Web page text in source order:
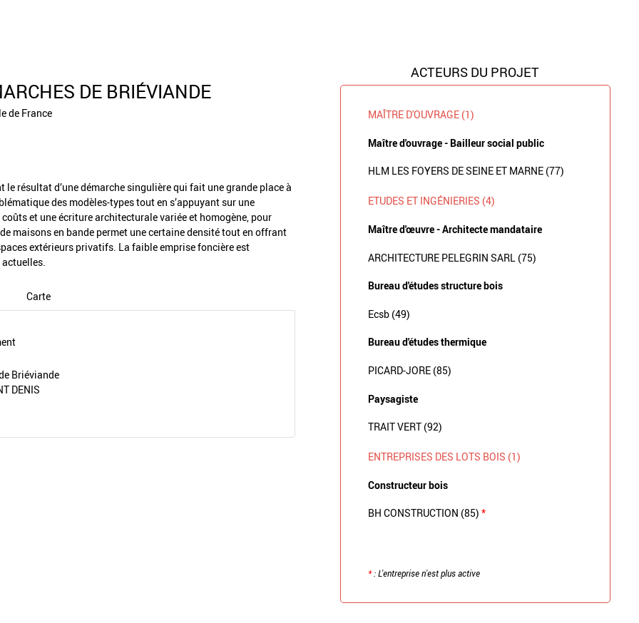
DE BRIÉVIANDE
de France
le résultat d’une démarche singulière qui fait une grande place à
des modèles-types tout en s’appuyant sur une
et une écriture architecturale variée et homogène, pour
maisons en bande permet une certaine densité tout en offrant
extérieurs privatifs. La faible emprise foncière est
Carte
Briéviande
DENIS
ACTEURS DU PROJET
MAÎTRE D'OUVRAGE (1)
Maître d'ouvrage - Bailleur social public
HLM LES FOYERS DE SEINE ET MARNE (77)
ETUDES ET INGÉNIERIES (4)
Maître d'œuvre - Architecte mandataire
ARCHITECTURE PELEGRIN SARL (75)
Bureau d'études structure bois
Ecsb (49)
Bureau d'études thermique
PICARD-JORE (85)
Paysagiste
TRAIT VERT (92)
ENTREPRISES DES LOTS BOIS (1)
Constructeur bois
BH CONSTRUCTION (85) *
*: L'entreprise n'est plus active